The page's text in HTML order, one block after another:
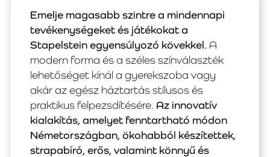
Emelje magasabb szintre a mindennapi
tevékenységeket és játékokat a
Stapelstein egyensúlyozó kövekkel. A
modern forma és a széles színválaszték
lehetőséget kínál a gyerekszoba vagy
akár az egész háztartás stílusos és
praktikus felpezsdítésére. Az innovatív
kialakítás, amelyet fenntartható módon
Németországban, ökohabból készítettek,
strapabíró, erős, valamint könnyű és